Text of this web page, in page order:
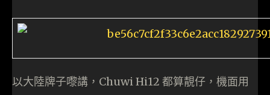
以大陸牌子嚟講，Chuwi Hi12 都算靚仔，機面用